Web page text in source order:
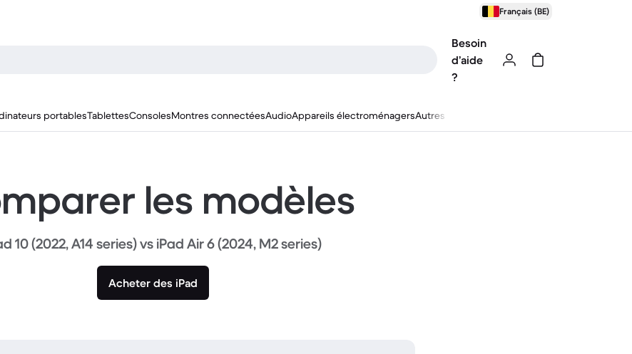
Français (BE)
Besoin
d’aide
?
portablesTablettesConsolesMontres connectéesAudioAppareils électroménagersAutres
les modèles
10 (2022, A14 series) vs iPad Air 6 (2024, M2 series)
Acheter des iPad